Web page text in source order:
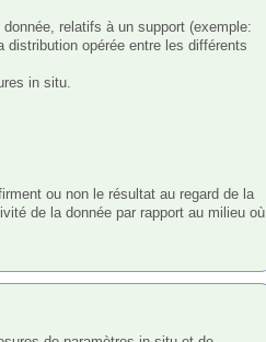
opérée entre les différents
in situ.
ou non le résultat au regard de la
de la donnée par rapport au milieu où